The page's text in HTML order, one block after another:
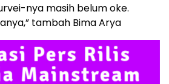
nya masih belum oke.
tambah Bima Arya